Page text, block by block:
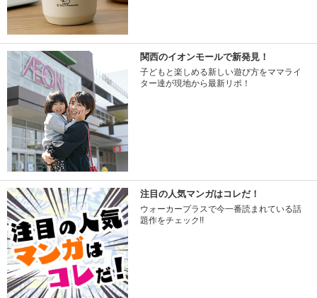
関西のイオンモールで新発見！
子どもと楽しめる新しい遊び方をママライ
ター達が現地から最新リポ！
注目の人気マンガはコレだ！
ウォーカープラスで今一番読まれている話
題作をチェック!!